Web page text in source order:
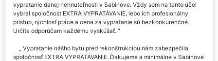
vypratanie danej nehnuteľnosti v Sabinove. Vždy som na tento účel
vybral spoločnosť EXTRA VYPRATÁVANIE, lebo ich profesionálny
prístup, rýchlosť práce a cena za vypratanie sú bezkonkurenčné.
Určite odporúčam každému vyskúšať.
Vypratanie nášho bytu pred rekonštrukciou nám zabezpečila
spoločnosť EXTRA VYPRATÁVANIE. Ďakujeme a minimálne v Sabinove